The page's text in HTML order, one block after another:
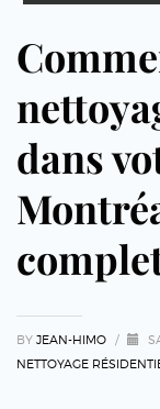
dans
BY JEAN-HIMO /
NETTOYAGE